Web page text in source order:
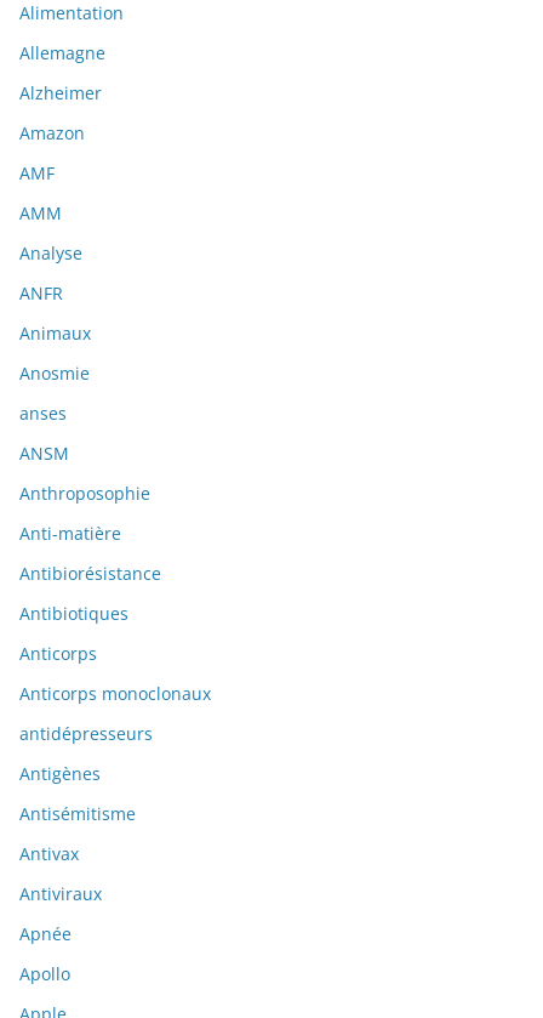
Alimentation
Allemagne
Alzheimer
Amazon
AMF
AMM
Analyse
ANFR
Animaux
Anosmie
anses
ANSM
Anthroposophie
Anti-matière
Antibiorésistance
Antibiotiques
Anticorps
Anticorps monoclonaux
antidépresseurs
Antigènes
Antisémitisme
Antivax
Antiviraux
Apnée
Apollo